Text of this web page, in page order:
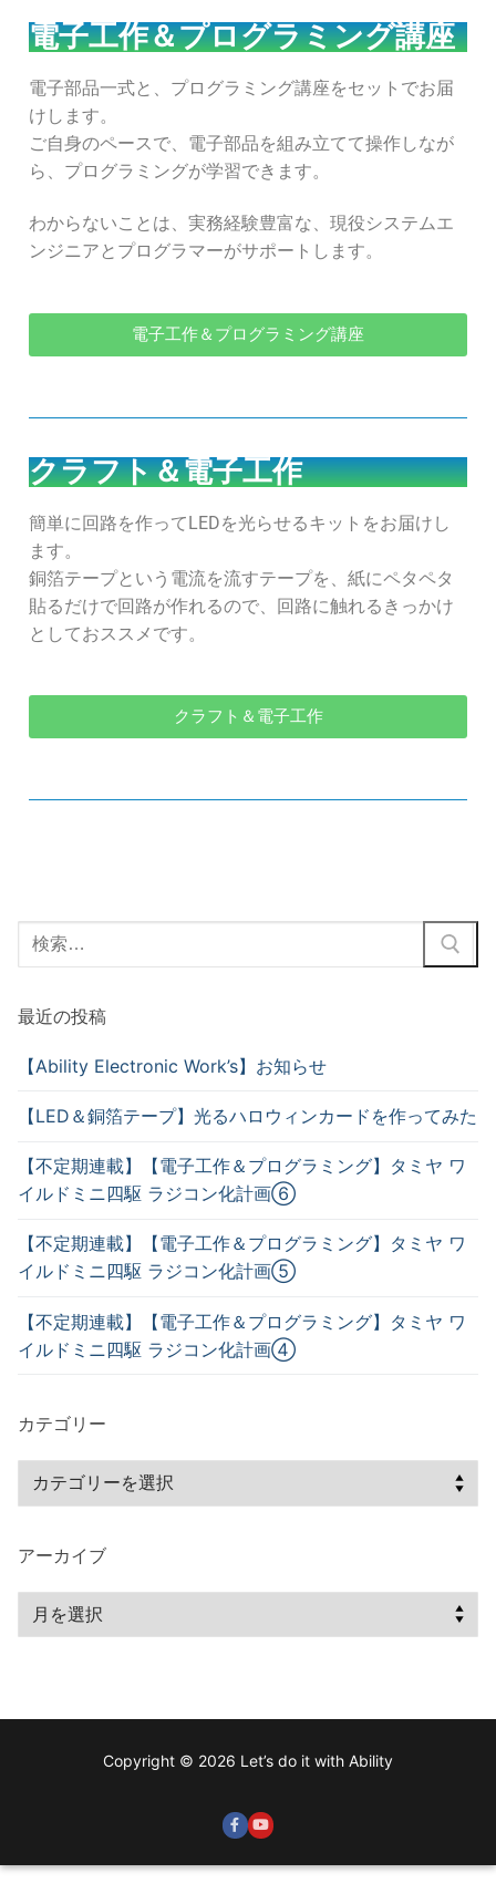
電子工作＆プログラミング講座
電子部品一式と、プログラミング講座をセットでお届
けします。
ご自身のペースで、電子部品を組み立てて操作しなが
ら、プログラミングが学習できます。
わからないことは、実務経験豊富な、現役システムエ
ンジニアとプログラマーがサポートします。
電子工作＆プログラミング講座
クラフト＆電子工作
簡単に回路を作ってLEDを光らせるキットをお届けし
ます。
銅箔テープという電流を流すテープを、紙にペタペタ
貼るだけで回路が作れるので、回路に触れるきっかけ
としておススメです。
クラフト＆電子工作
最近の投稿
【Ability Electronic Work’s】お知らせ
【LED＆銅箔テープ】光るハロウィンカードを作ってみた
【不定期連載】【電子工作＆プログラミング】タミヤ ワ
イルドミニ四駆 ラジコン化計画⑥
【不定期連載】【電子工作＆プログラミング】タミヤ ワ
イルドミニ四駆 ラジコン化計画⑤
【不定期連載】【電子工作＆プログラミング】タミヤ ワ
イルドミニ四駆 ラジコン化計画④
カテゴリー
アーカイブ
Copyright © 2026 Let’s do it with Ability